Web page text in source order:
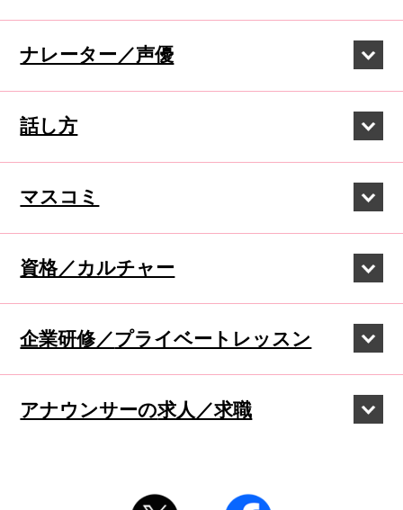
ナレーター／声優
話し方
マスコミ
資格／カルチャー
企業研修／プライベートレッスン
アナウンサーの求人／求職